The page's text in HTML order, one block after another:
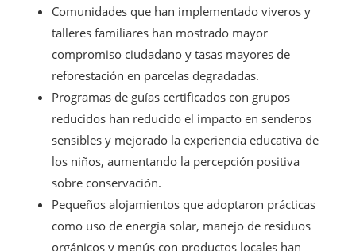
Comunidades que han implementado viveros y
talleres familiares han mostrado mayor
compromiso ciudadano y tasas mayores de
reforestación en parcelas degradadas.
Programas de guías certificados con grupos
reducidos han reducido el impacto en senderos
sensibles y mejorado la experiencia educativa de
los niños, aumentando la percepción positiva
sobre conservación.
Pequeños alojamientos que adoptaron prácticas
como uso de energía solar, manejo de residuos
orgánicos y menús con productos locales han